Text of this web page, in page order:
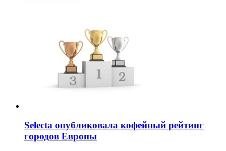
Selecta опубликовала кофейный рейтинг
городов Европы